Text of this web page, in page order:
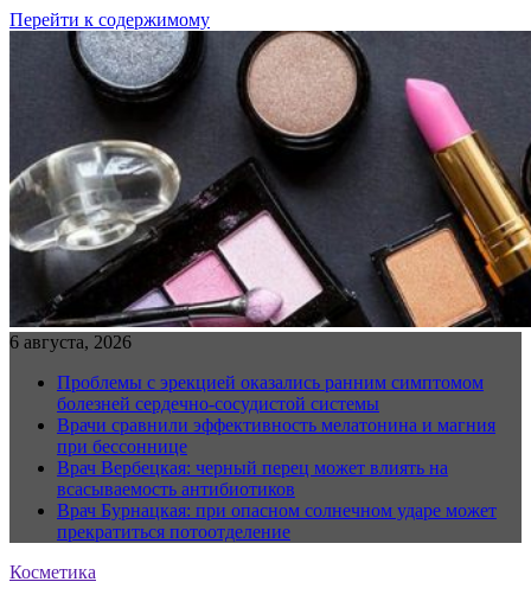
Перейти к содержимому
6 августа, 2026
Проблемы с эрекцией оказались ранним симптомом
болезней сердечно-сосудистой системы
Врачи сравнили эффективность мелатонина и магния
при бессоннице
Врач Вербецкая: черный перец может влиять на
всасываемость антибиотиков
Врач Бурнацкая: при опасном солнечном ударе может
прекратиться потоотделение
Косметика